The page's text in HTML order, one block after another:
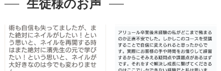
生徒様のお声